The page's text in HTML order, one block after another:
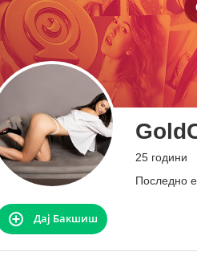
25 години
Последно
Дај Бакшиш